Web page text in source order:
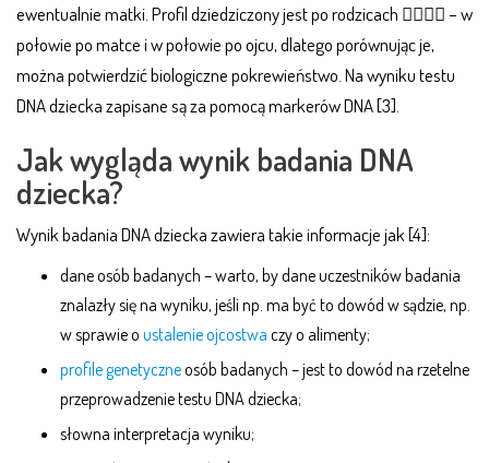
ewentualnie matki. Profil dziedziczony jest po rodzicach 👩‍❤️‍💋‍👨 – w
połowie po matce i w połowie po ojcu, dlatego porównując je,
można potwierdzić biologiczne pokrewieństwo. Na wyniku testu
DNA dziecka zapisane są za pomocą markerów DNA [3].
Jak wygląda wynik badania DNA
dziecka?
Wynik badania DNA dziecka zawiera takie informacje jak [4]:
dane osób badanych – warto, by dane uczestników badania
znalazły się na wyniku, jeśli np. ma być to dowód w sądzie, np.
w sprawie o ustalenie ojcostwa czy o alimenty;
profile genetyczneosób badanych – jest to dowód na rzetelne
przeprowadzenie testu DNA dziecka;
słowna interpretacja wyniku;